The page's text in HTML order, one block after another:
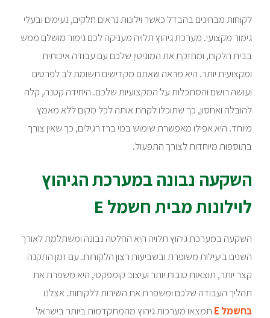
לקוחות מבחינים בהבדל כאשר וילונות נראים חלקים, נעימים ובעלי
גימור מקצועי. מערכת גיהוץ תלויה מעניקה לכם גימור מושלם ממש
בבית הלקוח, ומחזקת את המוניטין שלכם עם עבודה איכותית
ומקצועית יותר. היא מראה שאתם מקדישים תשומת לב לפרטים
ועושה רושם והסתכלות על המקצועיות שלכם. היחידה קטנה, קלה
להובלה ואחסון, כך שתוכלו לקחת אותה לכל מקום ללא מאמץ
מיוחד. היא אפילו מאפשרת שימוש במי ברז רגילים, כך שאין צורך
בתוספות מיוחדות לצורך התפעול.
השקעה נבונה במערכת הגיהוץ
לוילונות מבית חשמל E
השקעה במערכת גיהוץ תלויה היא החלטה נבונה ומשתלמת לאורך
השנים ביעילות משופרת ובשביעות רצון הלקוחות. עם זמן התקנה
קצר יותר, תוצאות טובות יותר ועיצוב קומפקטי, היא משפרת את
תהליך העבודה שלכם ומשפרת את השירות ללקוחות. אצלנו
בחשמל E
תמצאו מערכות גיהוץ מהמתקדמות ביותר בישראל